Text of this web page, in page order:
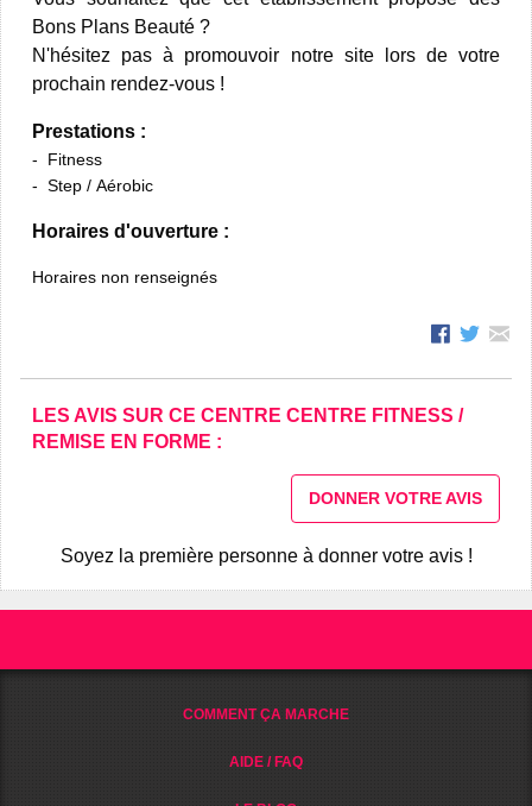
Bons Plans Beauté ?
N'hésitez pas à promouvoir notre site lors de votre
prochain rendez-vous !
Prestations :
Fitness
Step / Aérobic
Horaires d'ouverture :
Horaires non renseignés
LES AVIS SUR CE CENTRE CENTRE FITNESS /
REMISE EN FORME :
DONNER VOTRE AVIS
Soyez la première personne à donner votre avis !
COMMENT ÇA MARCHE
AIDE / FAQ